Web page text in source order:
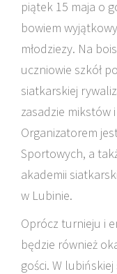
piątek 15 maja o
bowiem
młodziezy. Na
uczniowie szkół
siatkarskiej
zasadzie mikstów
Organizatorem
Sportowych, a
akademii
w Lubinie.
Oprócz turnieju i
będzie również
gości. W